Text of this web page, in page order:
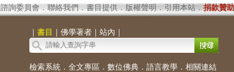
諮詢委員會． 聯絡我們 ． 書目提供． 版權聲明 ． 引用本站． 捐款贊助
｜ 書目 ｜ 佛學著者｜ 站內 ｜
檢索系統． 全文專區 ． 數位佛典． 語言教學． 相關連結